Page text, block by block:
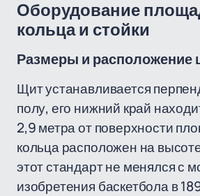
Оборудование
кольца и стойки
Размеры и расположение
Щит устанавливается
полу, его нижний край
2,9 метра от поверхности
кольца расположен на
этот стандарт не менялся с
изобретения баскетбола в